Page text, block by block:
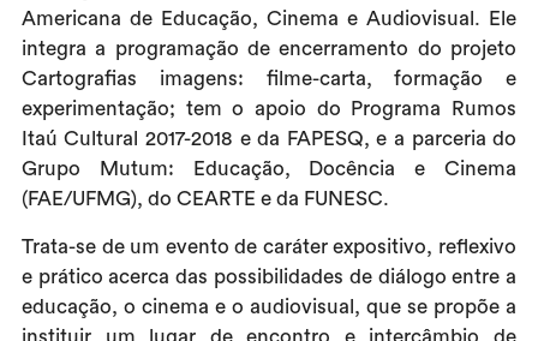
Americana de Educação, Cinema e Audiovisual. Ele
integra a programação de encerramento do projeto
Cartografias imagens: filme-carta, formação e
experimentação; tem o apoio do Programa Rumos
Itaú Cultural 2017-2018 e da FAPESQ, e a parceria do
Grupo Mutum: Educação, Docência e Cinema
(FAE/UFMG), do CEARTE e da FUNESC.
Trata-se de um evento de caráter expositivo, reflexivo
e prático acerca das possibilidades de diálogo entre a
educação, o cinema e o audiovisual, que se propõe a
instituir um lugar de encontro e intercâmbio de